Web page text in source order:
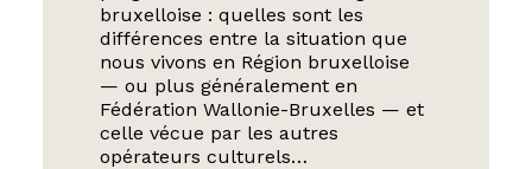
bruxelloise : quelles sont les
différences entre la situation que
nous vivons en Région bruxelloise
— ou plus généralement en
Fédération Wallonie-Bruxelles — et
celle vécue par les autres
opérateurs culturels…